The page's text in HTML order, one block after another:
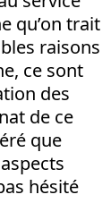
qu’on trait
raisons
ce sont
des
de ce
que
hésité